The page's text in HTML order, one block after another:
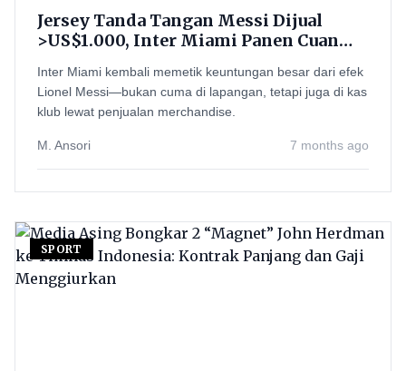
Jersey Tanda Tangan Messi Dijual
>US$1.000, Inter Miami Panen Cuan—
Diserbu
Inter Miami kembali memetik keuntungan besar dari efek
Lionel Messi—bukan cuma di lapangan, tetapi juga di kas
klub lewat penjualan merchandise.
M. Ansori 7 months ago
SPORT